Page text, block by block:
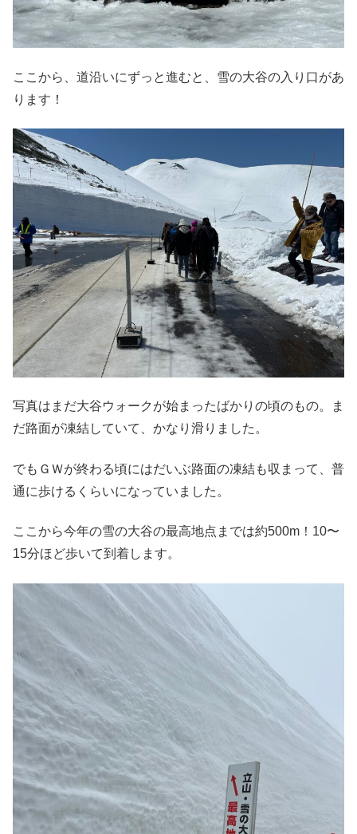
ここから、道沿いにずっと進むと、雪の大谷の入り口があ
ります！
写真はまだ大谷ウォークが始まったばかりの頃のもの。ま
だ路面が凍結していて、かなり滑りました。
でもＧＷが終わる頃にはだいぶ路面の凍結も収まって、普
通に歩けるくらいになっていました。
ここから今年の雪の大谷の最高地点までは約500m！10〜
15分ほど歩いて到着します。